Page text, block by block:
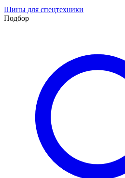
Шины для спецтехники
Подбор